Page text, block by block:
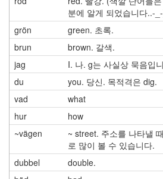
분에 알게 되었습니다..-
grön
green. 초록.
brun
brown. 갈색.
jag
I. 나. g는 사실상 묵음입
du
you. 당신. 목적격은 dig.
vad
what
hur
how
~vägen
~ street. 주소를 나타낼
로 많이 볼 수 있습니다.
dubbel
double.